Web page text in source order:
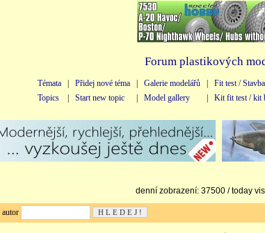
Forum plastikových
Témata Přidej nové téma Galerie modelářů Fit test / Stavba
Topics
Start new topic Model gallery Kit fit test / kit
denní zobrazení: 37500 / today
autor